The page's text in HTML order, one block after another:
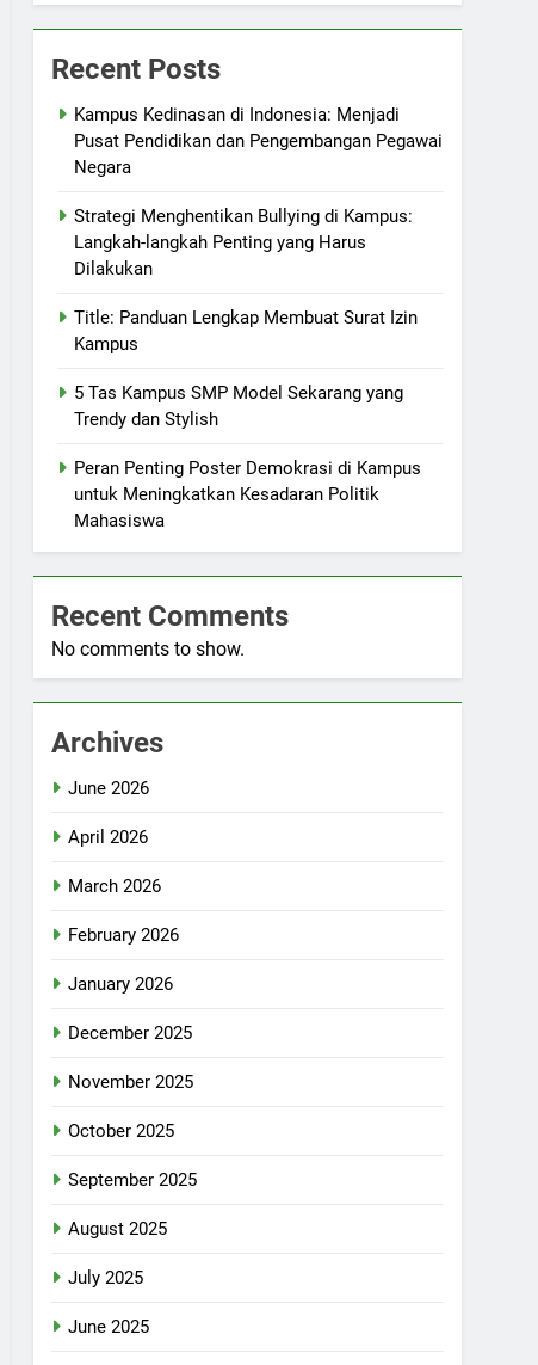
Recent Posts
Kampus Kedinasan di Indonesia: Menjadi
Pusat Pendidikan dan Pengembangan Pegawai
Negara
Strategi Menghentikan Bullying di Kampus:
Langkah-langkah Penting yang Harus
Dilakukan
Title: Panduan Lengkap Membuat Surat Izin
Kampus
5 Tas Kampus SMP Model Sekarang yang
Trendy dan Stylish
Peran Penting Poster Demokrasi di Kampus
untuk Meningkatkan Kesadaran Politik
Mahasiswa
Recent Comments
No comments to show.
Archives
June 2026
April 2026
March 2026
February 2026
January 2026
December 2025
November 2025
October 2025
September 2025
August 2025
July 2025
June 2025